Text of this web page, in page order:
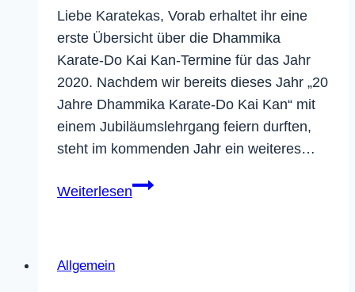
Liebe Karatekas, Vorab erhaltet ihr eine
erste Übersicht über die Dhammika
Karate-Do Kai Kan-Termine für das Jahr
2020. Nachdem wir bereits dieses Jahr „20
Jahre Dhammika Karate-Do Kai Kan“ mit
einem Jubiläumslehrgang feiern durften,
steht im kommenden Jahr ein weiteres…
WeiterlesenDhammika
Allgemein